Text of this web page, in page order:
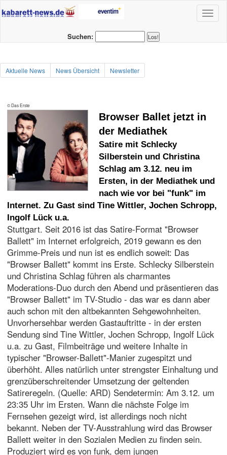
Suchen:
Aktuelle News News Übersicht Newsletter
© Das Erste
Browser Ballet jetzt in
der Mediathek
Satire mit Schlecky
Silberstein und Christina
Schlag am 3.12. neu im
Ersten, in der Mediathek und
nach wie vor bei "funk" im
Internet. Zu Gast sind Tine Wittler, Jochen Schropp,
Ingolf Lück u.a.
Stuttgart. Seit 2016 ist das Satire-Format "Browser
Ballett" im Internet erfolgreich, 2019 gewann es den
Grimme-Preis und nun ist es endlich soweit: Das
"Browser Ballett" kommt ins Erste. Schlecky Silberstein
und Christina Schlag führen als charmantes
Moderations-Duo durch den Abend und präsentieren das
"Browser Ballett" im TV-Studio - das war es dann aber
auch schon mit den altbekannten Sehgewohnheiten.
Unvorhersehbar werden Gastauftritte - in der ersten
Sendung sind Tine Wittler, Jochen Schropp, Ingolf Lück
u.a. zu Gast, Filmbeiträge und weitere Inhalte in
typischer "Browser-Ballett"-Manier zugespitzt und
überhöht. Alles natürlich unter strengster Einhaltung und
grenzüberschreitender Umsetzung der geltenden
Satireregeln. (Quelle: ARD) Sendetermin: Am 3.12. um
23:35 Uhr im Ersten. Wann die nächste Folge im
Fernsehen gezeigt wird, ist allerdings noch nicht
bekannt. Neben der TV-Ausstrahlung wird das Browser
Ballett weiter in den Sozialen Medien zu finden sein.
Produziert wird es von funk, dem jungen